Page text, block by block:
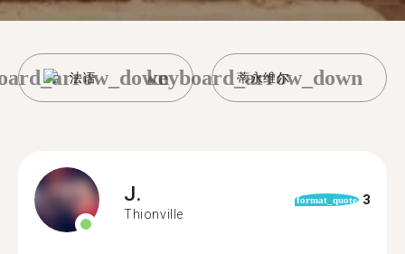
法语 蒂永维尔
keyboard_arrow_down
J.
Thionville
format_quote 3